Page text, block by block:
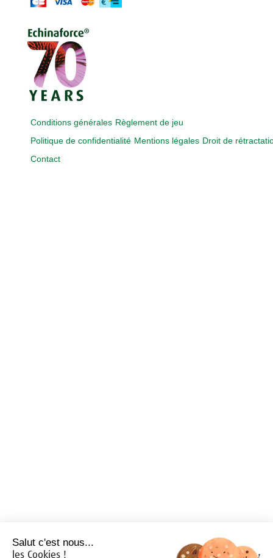
Conditions générales Règlement de jeu
Politique de confidentialité Mentions légales Droit de
Contact
Salut c'est nous...
les Cookies !